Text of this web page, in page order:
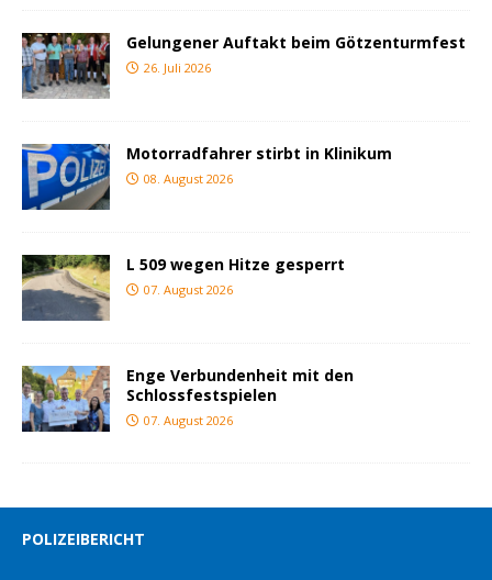
Gelungener Auftakt beim Götzenturmfest
26. Juli 2026
Motorradfahrer stirbt in Klinikum
08. August 2026
L 509 wegen Hitze gesperrt
07. August 2026
Enge Verbundenheit mit den
Schlossfestspielen
07. August 2026
POLIZEIBERICHT